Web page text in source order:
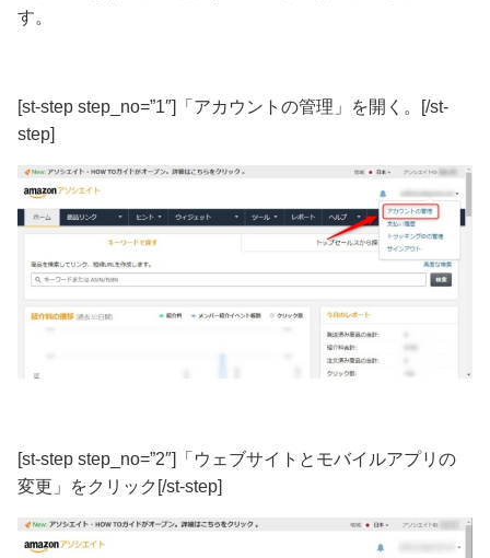
す。
[st-step step_no=”1″]「アカウントの管理」を開く。[/st-
step]
[st-step step_no=”2″]「ウェブサイトとモバイルアプリの
変更」をクリック[/st-step]